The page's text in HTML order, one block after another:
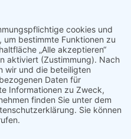
48V 7.5Ah
Akku für...
kaufen